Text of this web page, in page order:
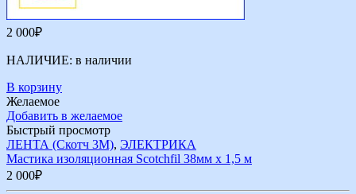
2 000₽
НАЛИЧИЕ: в наличии
В корзину
Желаемое
Добавить в желаемое
Быстрый просмотр
ЛЕНТА (Скотч 3М), ЭЛЕКТРИКА
Мастика изоляционная Scotchfil 38мм х 1,5 м
2 000₽